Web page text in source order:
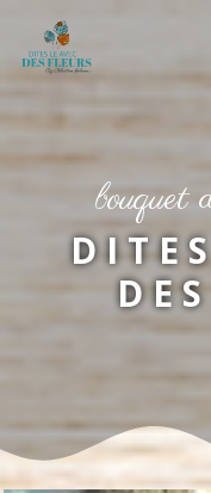
bouquet